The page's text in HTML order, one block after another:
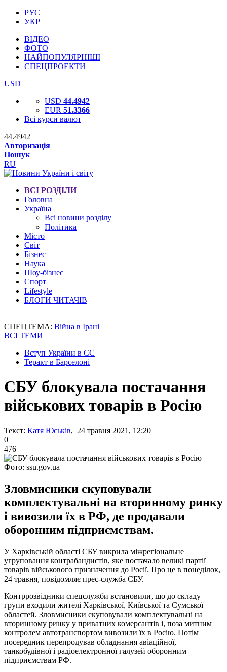
РУС
УКР
ВІДЕО
ФОТО
НАЙПОПУЛЯРНІШІ
СПЕЦПРОЕКТИ
USD
USD 44.4942
EUR 51.3366
Всі курси валют
44.4942
Авторизація
Пошук
RU
ВСІ РОЗДІЛИ
Головна
Україна
Всі новини розділу
Політика
Місто
Світ
Бізнес
Наука
Шоу-бізнес
Спорт
Lifestyle
БЛОГИ ЧИТАЧІВ
СПЕЦТЕМА: Війна в Ірані
ВСІ ТЕМИ
Вступ України в ЄС
Теракт в Барселоні
СБУ блокувала постачання
військових товарів в Росію
Текст: Катя Юськів, 24 травня 2021, 12:20
0
476
Фото: ssu.gov.ua
Зловмисники скуповували
комплектувальні на вторинному ринку
і вивозили їх в РФ, де продавали
оборонним підприємствам.
У Харківській області СБУ викрила міжрегіональне
угруповання контрабандистів, яке постачало великі партії
товарів військового призначення до Росії. Про це в понеділок,
24 травня, повідомляє прес-служба СБУ.
Контррозвідники спецслужби встановили, що до складу
групи входили жителі Харківської, Київської та Сумської
областей. Зловмисники скуповували комплектувальні на
вторинному ринку у приватних комерсантів і, поза митним
контролем автотранспортом вивозили їх в Росію. Потім
посередник перепродував обладнання авіаційної,
танкобудівної і радіоелектронної галузей оборонним
підприємствам РФ.